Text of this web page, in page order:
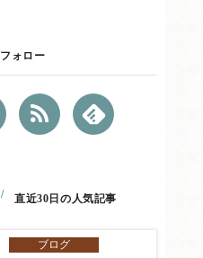
フォロー
直近30日の人気記事
ブログ